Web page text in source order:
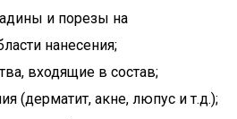
и порезы на
нанесения;
входящие в состав;
(дерматит, акне, люпус и т.д.);